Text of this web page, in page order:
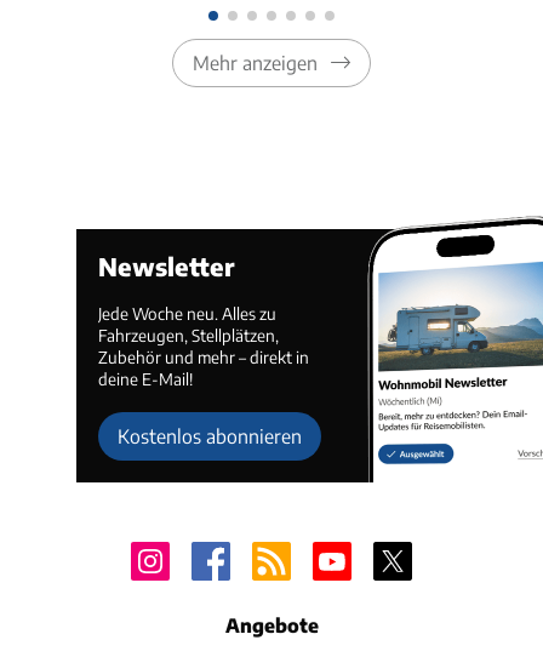
Mehr anzeigen
Newsletter
Jede Woche neu. Alles zu
Fahrzeugen, Stellplätzen,
Zubehör und mehr – direkt in
deine E-Mail!
Kostenlos abonnieren
Angebote